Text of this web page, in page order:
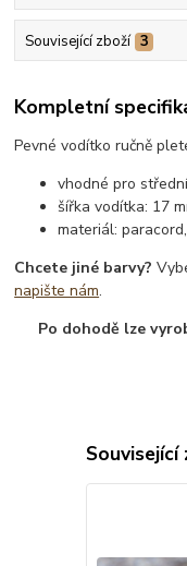
Související zboží 3
Kompletní
Pevné vodítko ručně
vhodné pro
šířka vodítka: 17
materiál:
Chcete jiné barvy?
napište nám.
Po dohodě lze
Související